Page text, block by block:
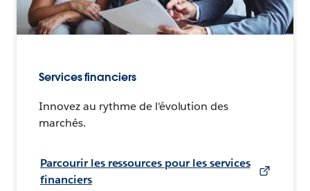
Services financiers
Innovez au rythme de l'évolution des
marchés.
Parcourir les ressources pour les services
financiers